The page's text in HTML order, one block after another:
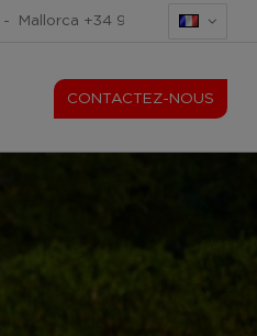
- Mallorca +34 971 676 465 -
CONTACTEZ-NOUS